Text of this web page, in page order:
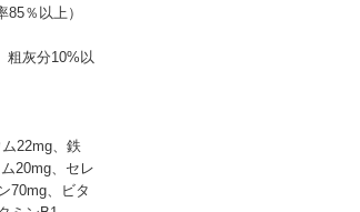
％以上）
粗灰分10%以
22mg、鉄
20mg、セレ
70mg、ビタ